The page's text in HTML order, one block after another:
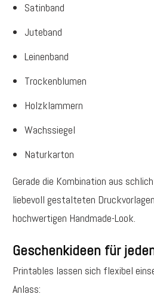
Satinband
Juteband
Leinenband
Trockenblumen
Holzklammern
Wachssiegel
Naturkarton
Gerade die Kombination aus
liebevoll gestalteten
hochwertigen Handmade-Look.
Geschenkideen für
Printables lassen sich flexibel
Anlass: